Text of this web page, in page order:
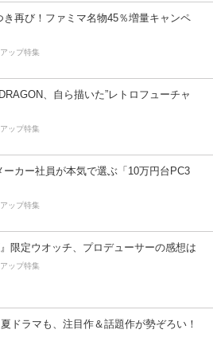
き再び！ファミマ名物45％増量キャンペ
ップ特集
、自ら描いた”レトロフューチャ
ップ特集
ーカー社員が本気で選ぶ「10万円台PC3
ップ特集
』限定ウオッチ、プロデューサーの感想は
ップ特集
ドラマも、注目作＆話題作が勢ぞろい！